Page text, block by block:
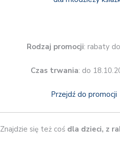
Rodzaj promocji: rabaty
Czas trwania: do
Przejdź do promocji
Znajdzie się też coś dla dzieci, z